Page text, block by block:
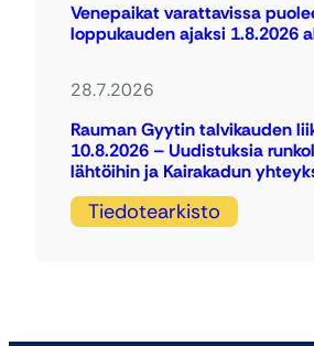
Venepaikat varattavissa
loppukauden ajaksi 1.8.2026
28.7.2026
Rauman Gyytin talvikauden
10.8.2026 – Uudistuksia
lähtöihin ja Kairakadun
Tiedotearkisto